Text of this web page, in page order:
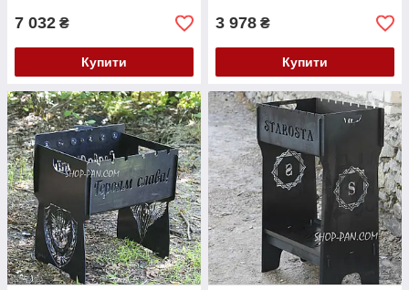
7 032 ₴
Купити
3 978 ₴
Купити